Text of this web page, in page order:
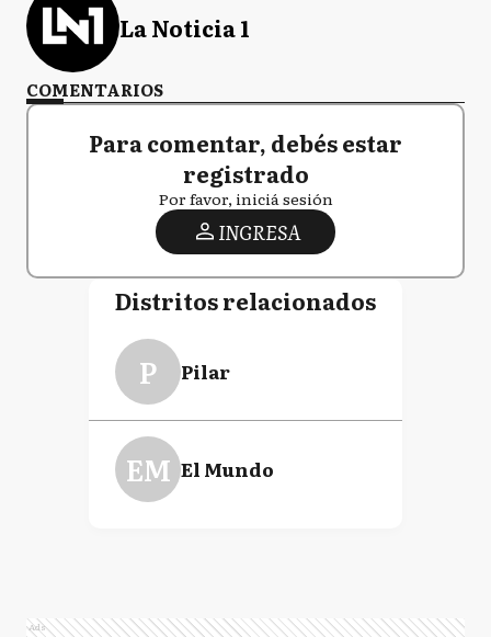
La Noticia 1
COMENTARIOS
Para comentar, debés estar
registrado
Por favor, iniciá sesión
INGRESA
Distritos relacionados
P Pilar
EM El Mundo
Ads